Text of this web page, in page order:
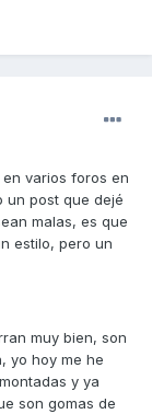
varios foros en
un post que dejé
malas, es que
estilo, pero un
muy bien, son
yo hoy me he
y ya
son gomas de